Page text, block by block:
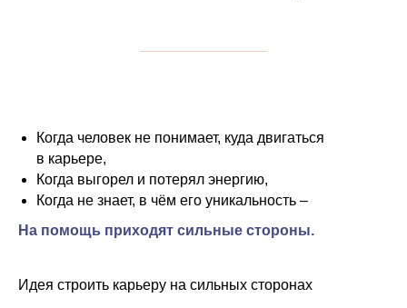
Когда человек не понимает, куда двигаться
в карьере,
Когда выгорел и потерял энергию,
Когда не знает, в чём его уникальность –
На помощь приходят сильные стороны.
Идея строить карьеру на сильных сторонах